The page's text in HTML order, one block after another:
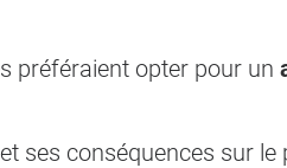
préféraient opter pour un
et ses conséquences sur le